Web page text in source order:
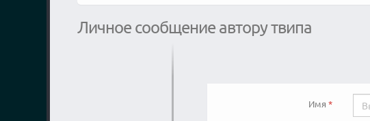
Личное сообщение автору твипа
Имя